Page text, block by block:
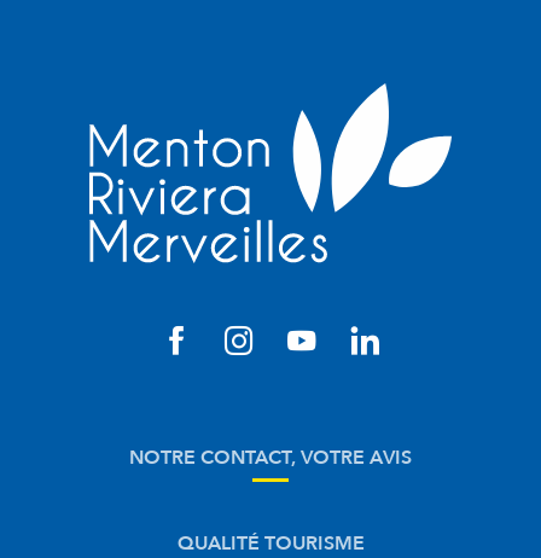
NOTRE CONTACT, VOTRE AVIS
QUALITÉ TOURISME